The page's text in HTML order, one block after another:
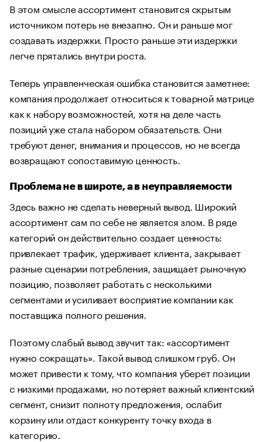
В этом смысле ассортимент становится скрытым
источником потерь не внезапно. Он и раньше мог
создавать издержки. Просто раньше эти издержки
легче прятались внутри роста.
Теперь управленческая ошибка становится заметнее:
компания продолжает относиться к товарной матрице
как к набору возможностей, хотя на деле часть
позиций уже стала набором обязательств. Они
требуют денег, внимания и процессов, но не всегда
возвращают сопоставимую ценность.
Проблема не в широте, а в неуправляемости
Здесь важно не сделать неверный вывод. Широкий
ассортимент сам по себе не является злом. В ряде
категорий он действительно создает ценность:
привлекает трафик, удерживает клиента, закрывает
разные сценарии потребления, защищает рыночную
позицию, позволяет работать с несколькими
сегментами и усиливает восприятие компании как
поставщика полного решения.
Поэтому слабый вывод звучит так: «ассортимент
нужно сокращать». Такой вывод слишком груб. Он
может привести к тому, что компания уберет позиции
с низкими продажами, но потеряет важный клиентский
сегмент, снизит полноту предложения, ослабит
корзину или отдаст конкуренту точку входа в
категорию.